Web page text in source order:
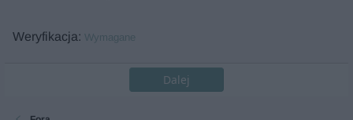
Weryfikacja Wymagane
Dalej